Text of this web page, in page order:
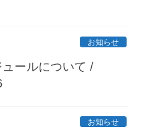
お知らせ
ュールについて /
お知らせ